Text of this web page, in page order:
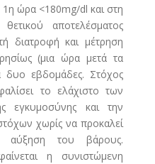
ώρα <180mg/dl και στη
αποτελέσματος
διατροφή και μέτρηση
(μια ώρα μετά τα
δυο εβδομάδες. Στόχος
το ελάχιστο των
εγκυμοσύνης και την
χωρίς να προκαλεί
αύξηση του βάρους.
η συνιστώμενη